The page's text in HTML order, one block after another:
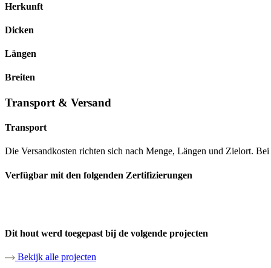
Herkunft
Dicken
Längen
Breiten
Transport & Versand
Transport
Die Versandkosten richten sich nach Menge, Längen und Zielort.
Verfügbar mit den folgenden Zertifizierungen
Dit hout werd toegepast bij de volgende projecten
Bekijk alle projecten